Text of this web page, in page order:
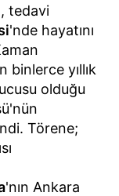
tedavi
'nde hayatını
binlerce yıllık
olduğu
Törene;
'nın Ankara